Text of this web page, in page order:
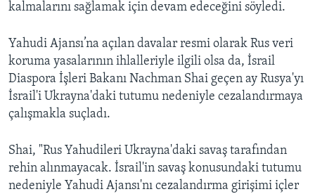
kalmalarını sağlamak için devam edeceğini söyledi.
Yahudi Ajansı’na açılan davalar resmi olarak Rus veri
koruma yasalarının ihlalleriyle ilgili olsa da, İsrail
Diaspora İşleri Bakanı Nachman Shai geçen ay Rusya'yı
İsrail'i Ukrayna'daki tutumu nedeniyle cezalandırmaya
çalışmakla suçladı.
Shai, "Rus Yahudileri Ukrayna'daki savaş tarafından
rehin alınmayacak. İsrail'in savaş konusundaki tutumu
nedeniyle Yahudi Ajansı'nı cezalandırma girişimi içler